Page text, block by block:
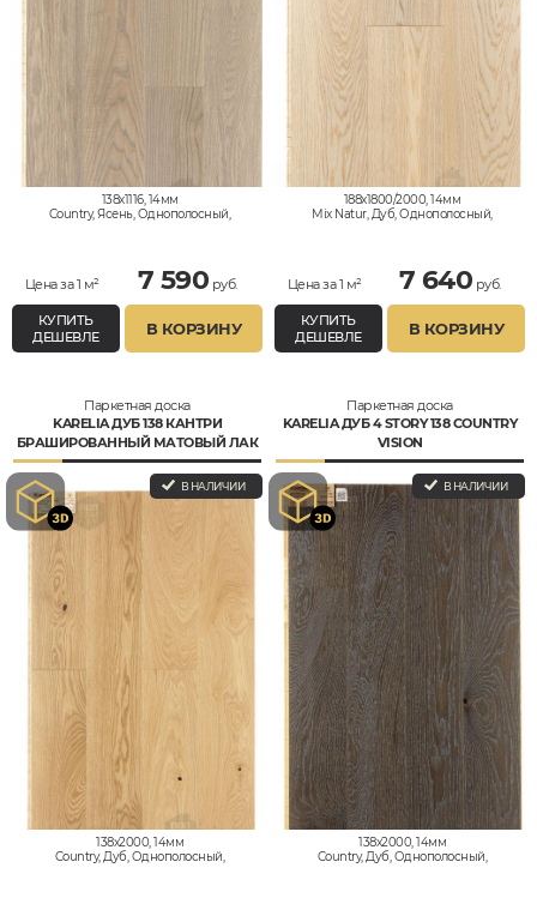
138x1116, 14мм
Country, Ясень, Однополосный,
Цена за 1 м² 7 590 руб.
КУПИТЬ
ДЕШЕВЛЕ
В КОРЗИНУ
188x1800/2000, 14мм
Mix Natur, Дуб, Однополосный,
Цена за 1 м² 7 640 руб.
КУПИТЬ
ДЕШЕВЛЕ
В КОРЗИНУ
Паркетная доска
KARELIA ДУБ 138 КАНТРИ
БРАШИРОВАННЫЙ МАТОВЫЙ ЛАК
1П
В НАЛИЧИИ
138x2000, 14мм
Country, Дуб, Однополосный,
Паркетная доска
KARELIA ДУБ 4 STORY 138 COUNTRY
VISION
В НАЛИЧИИ
138x2000, 14мм
Country, Дуб, Однополосный,